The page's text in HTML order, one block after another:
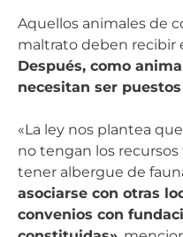
Aquellos animales de
maltrato deben recibir
Después, como
necesitan ser
«La ley nos plantea
no tengan los
tener albergue de
asociarse con otras
convenios con